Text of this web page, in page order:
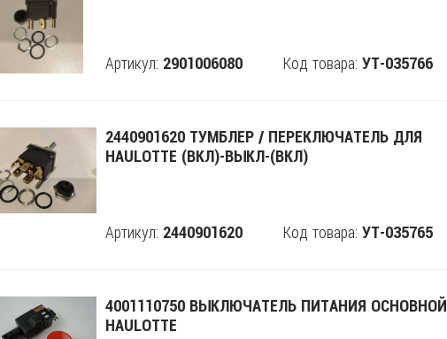
Артикул: 2901006080 Код товара: УТ-035766
Поделится
2440901620 ТУМБЛЕР / ПЕРЕКЛЮЧАТЕЛЬ ДЛЯ
HAULOTTE (ВКЛ)-ВЫКЛ-(ВКЛ)
Артикул: 2440901620 Код товара: УТ-035765
Поделится
4001110750 ВЫКЛЮЧАТЕЛЬ ПИТАНИЯ ОСНОВНОЙ
HAULOTTE